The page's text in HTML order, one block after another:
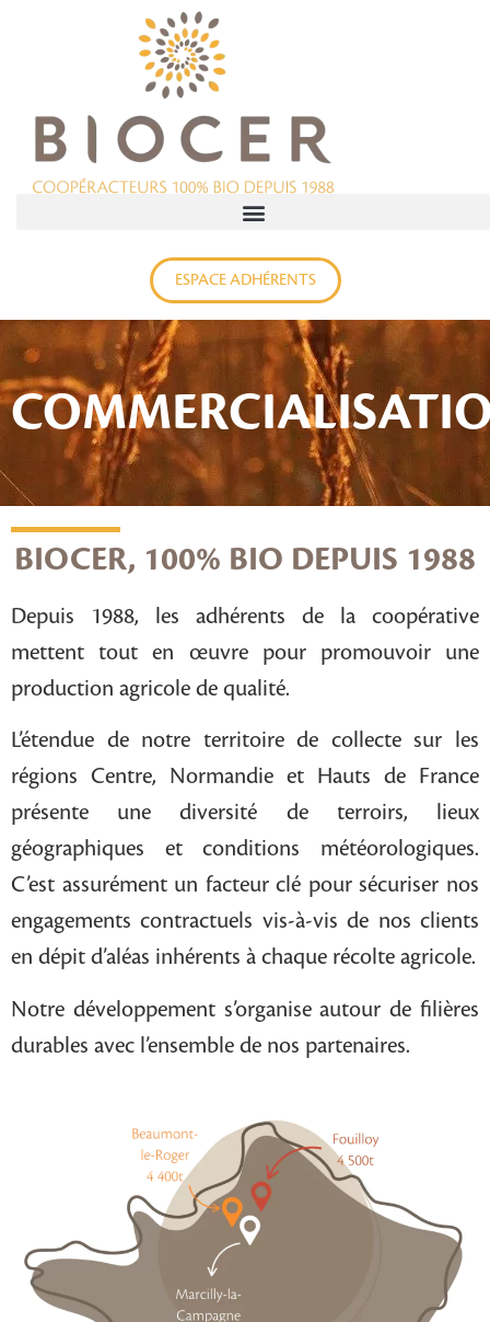
ESPACE ADHÉRENTS
BIOCER, 100% BIO DEPUIS 1988
Depuis 1988, les adhérents de la coopérative
mettent tout en œuvre pour promouvoir une
production agricole de qualité.
L’étendue de notre territoire de collecte sur les
régions Centre, Normandie et Hauts de France
présente une diversité de terroirs, lieux
géographiques et conditions météorologiques.
C’est assurément un facteur clé pour sécuriser nos
engagements contractuels vis-à-vis de nos clients
en dépit d’aléas inhérents à chaque récolte agricole.
Notre développement s’organise autour de filières
durables avec l’ensemble de nos partenaires.